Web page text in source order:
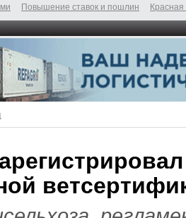
Повышение ставок и пошлин